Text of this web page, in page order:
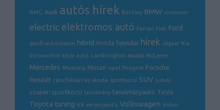
AMG Audi autós hírek Bentley BMW crossover
electric elektromos autó Ferrari Fiat Ford
genfi autószalon hibrid Honda hyundai hírek Jaguar Kia
koronavírus kínai autó Lamborghini mazda McLaren
Mercedes Mustang Nissan opel Peugeot Porsche
Renault ráncfelvarrás skoda sportkocsi SUV suzuki
szuper-sportkocsi tanulmány tanulmányautó Tesla
Toyota tuning V8 versenyautó Volkswagen Volvo